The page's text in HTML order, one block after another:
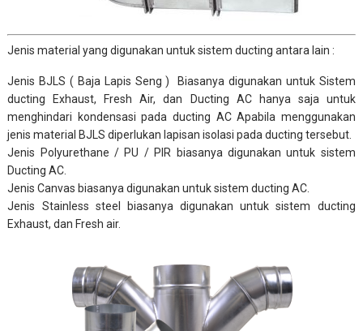
Jenis material yang digunakan untuk sistemducting antara lain :
Jenis BJLS ( Baja Lapis Seng ) Biasanya digunakan untuk Sistem
ducting Exhaust, Fresh Air, dan Ducting AC hanya saja untuk
menghindari kondensasi pada ducting AC Apabila menggunakan
jenis material BJLS diperlukan lapisan isolasi pada ducting tersebut.
Jenis Polyurethane / PU / PIR biasanya digunakan untuk sistem
Ducting AC.
Jenis Canvas biasanya digunakan untuk sistem ducting AC.
Jenis Stainless steel biasanya digunakan untuk sistem ducting
Exhaust, dan Fresh air.